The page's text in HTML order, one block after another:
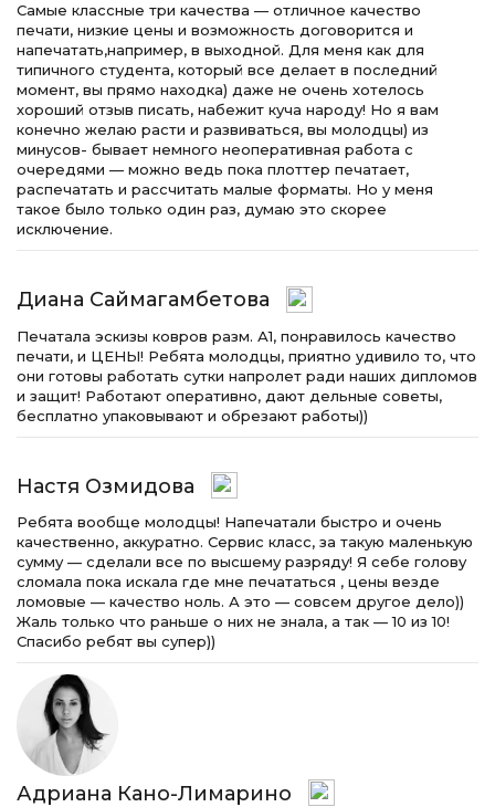
Самые классные три качества — отличное качество
печати, низкие цены и возможность договорится и
напечатать,например, в выходной. Для меня как для
типичного студента, который все делает в последний
момент, вы прямо находка) даже не очень хотелось
хороший отзыв писать, набежит куча народу! Но я вам
конечно желаю расти и развиваться, вы молодцы) из
минусов- бывает немного неоперативная работа с
очередями — можно ведь пока плоттер печатает,
распечатать и рассчитать малые форматы. Но у меня
такое было только один раз, думаю это скорее
исключение.
Диана Саймагамбетова
Печатала эскизы ковров разм. А1, понравилось качество
печати, и ЦЕНЫ! Ребята молодцы, приятно удивило то, что
они готовы работать сутки напролет ради наших дипломов
и защит! Работают оперативно, дают дельные советы,
бесплатно упаковывают и обрезают работы))
Настя Озмидова
Ребята вообще молодцы! Напечатали быстро и очень
качественно, аккуратно. Сервис класс, за такую маленькую
сумму — сделали все по высшему разряду! Я себе голову
сломала пока искала где мне печататься , цены везде
ломовые — качество ноль. А это — совсем другое дело))
Жаль только что раньше о них не знала, а так — 10 из 10!
Спасибо ребят вы супер))
Адриана Кано-Лимарино